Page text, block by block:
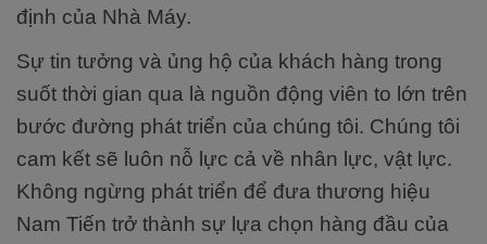
định của Nhà Máy.
Sự tin tưởng và ủng hộ của khách hàng trong
suốt thời gian qua là nguồn động viên to lớn trên
bước đường phát triển của chúng tôi. Chúng tôi
cam kết sẽ luôn nỗ lực cả về nhân lực, vật lực.
Không ngừng phát triển để đưa thương hiệu
Nam Tiến trở thành sự lựa chọn hàng đầu của